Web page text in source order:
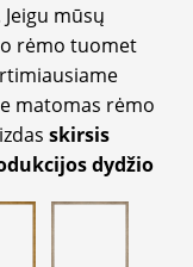
mūsų
rėmo tuomet
matomas rėmo
skirsis
dydžio